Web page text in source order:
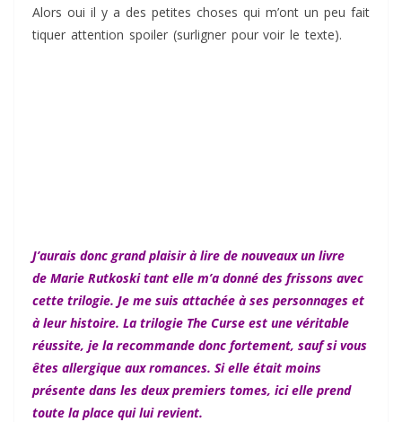
Alors oui il y a des petites choses qui m’ont un peu fait
tiquer attention spoiler (surligner pour voir le texte).
J’aurais donc grand plaisir à lire de nouveaux un livre
de Marie Rutkoski tant elle m’a donné des frissons avec
cette trilogie. Je me suis attachée à ses personnages et
à leur histoire. La trilogie The Curse est une véritable
réussite, je la recommande donc fortement, sauf si vous
êtes allergique aux romances. Si elle était moins
présente dans les deux premiers tomes, ici elle prend
toute la place qui lui revient.